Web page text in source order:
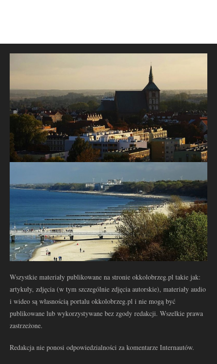
Wszystkie materiały publikowane na stronie okkolobrzeg.pl takie jak:
artykuły, zdjęcia (w tym szczególnie zdjęcia autorskie), materiały audio
i wideo są własnością portalu okkolobrzeg.pl i nie mogą być
publikowane lub wykorzystywane bez zgody redakcji. Wszelkie prawa
zastrzeżone.
Redakcja nie ponosi odpowiedzialności za komentarze Internautów.